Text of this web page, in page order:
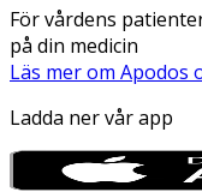
För vårdens
på din medicin
Läs mer om Apodos
Ladda ner vår app